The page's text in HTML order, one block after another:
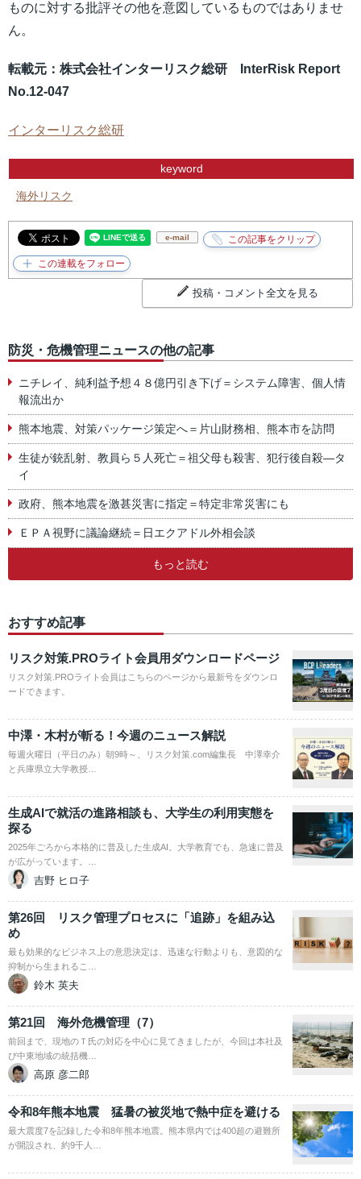
ものに対する批評その他を意図しているものではありませ
ん。
転載元：株式会社インターリスク総研 InterRisk Report
No.12-047
インターリスク総研
keyword
海外リスク
e-mail
投稿・コメント全文を見る
防災・危機管理ニュースの他の記事
ニチレイ、純利益予想４８億円引き下げ＝システム障害、個人情
報流出か
熊本地震、対策パッケージ策定へ＝片山財務相、熊本市を訪問
生徒が銃乱射、教員ら５人死亡＝祖父母も殺害、犯行後自殺―タ
イ
政府、熊本地震を激甚災害に指定＝特定非常災害にも
ＥＰＡ視野に議論継続＝日エクアドル外相会談
もっと読む
おすすめ記事
リスク対策.PROライト会員用ダウンロードページ
リスク対策.PROライト会員はこちらのページから最新号をダウンロ
ードできます。
中澤・木村が斬る！今週のニュース解説
毎週火曜日（平日のみ）朝9時～、リスク対策.com編集長 中澤幸介
と兵庫県立大学教授…
生成AIで就活の進路相談も、大学生の利用実態を
探る
2025年ごろから本格的に普及した生成AI。大学教育でも、急速に普及
が広がっています。…
吉野 ヒロ子
第26回 リスク管理プロセスに「追跡」を組み込
め
最も効果的なビジネス上の意思決定は、迅速な行動よりも、意図的な
抑制から生まれるこ…
鈴木 英夫
第21回 海外危機管理（7）
前回まで、現地のＴ氏の対応を中心に見てきましたが、今回は本社及
び中東地域の統括機…
高原 彦二郎
令和8年熊本地震 猛暑の被災地で熱中症を避ける
最大震度7を記録した令和8年熊本地震。熊本県内では400超の避難所
が開設され、約9千人…